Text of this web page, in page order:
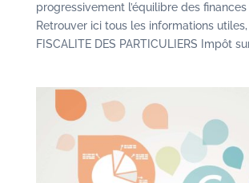
progressivement l’équilibre des
Retrouver ici tous les informations
FISCALITE DES PARTICULIERS Impôt